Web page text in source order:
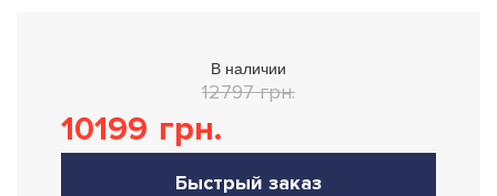
В наличии
12797 грн.
10199 грн.
Быстрый заказ